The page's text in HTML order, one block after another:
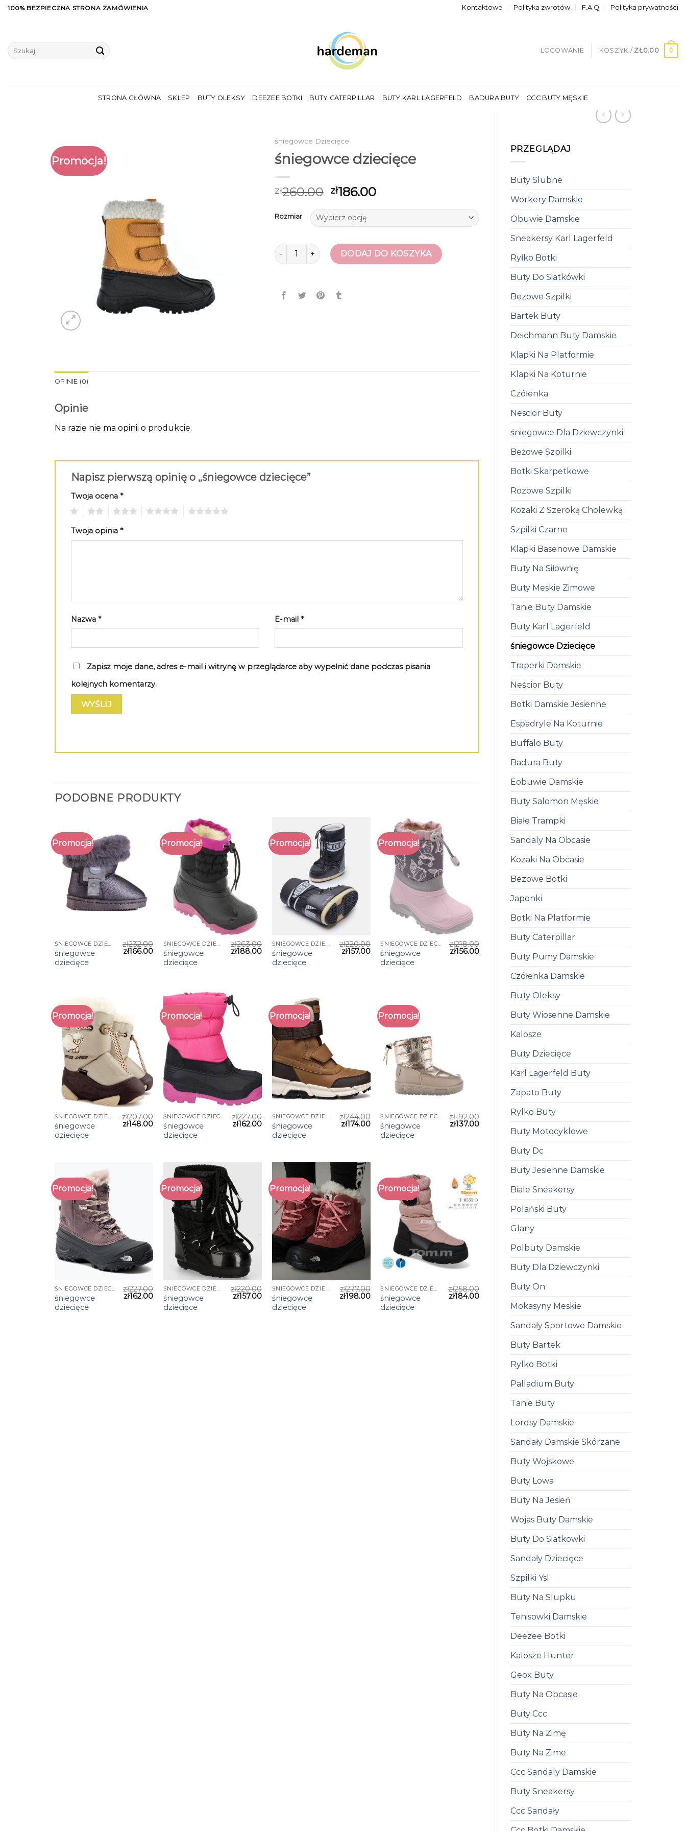
Skip100% BEZPIECZNA STRONA ZAMÓWIENIA Kontaktowe Polityka zwrotów F.A.Q Polityka prywatności
Szukaj:
LOGOWANIE KOSZYK / ZŁ0.00 0
STRONA GŁÓWNA SKLEP BUTY OLEKSY DEEZEE BOTKI BUTY CATERPILLAR BUTY KARL LAGERFELD BADURA BUTY CCC BUTY MĘSKIE
PRZEGLĄDAJ
Buty Slubne
Workery Damskie
Obuwie Damskie
Sneakersy Karl Lagerfeld
Ryłko Botki
Buty Do Siatkówki
Bezowe Szpilki
Bartek Buty
Deichmann Buty Damskie
Klapki Na Platformie
Klapki Na Koturnie
Czółenka
Nescior Buty
śniegowce Dla Dziewczynki
Beżowe Szpilki
Botki Skarpetkowe
Rozowe Szpilki
Kozaki Z Szeroką Cholewką
Szpilki Czarne
Klapki Basenowe Damskie
Buty Na Siłownię
Buty Meskie Zimowe
Tanie Buty Damskie
Buty Karl Lagerfeld
śniegowce Dziecięce
Traperki Damskie
Neścior Buty
Botki Damskie Jesienne
Espadryle Na Koturnie
Buffalo Buty
Badura Buty
Eobuwie Damskie
Buty Salomon Męskie
Białe Trampki
Sandaly Na Obcasie
Kozaki Na Obcasie
Bezowe Botki
Japonki
Botki Na Platformie
Buty Caterpillar
Buty Pumy Damskie
Czółenka Damskie
Buty Oleksy
Buty Wiosenne Damskie
Kalosze
Buty Dziecięce
Karl Lagerfeld Buty
Zapato Buty
Rylko Buty
Buty Motocyklowe
Buty Dc
Buty Jesienne Damskie
Biale Sneakersy
Polański Buty
Glany
Polbuty Damskie
Buty Dla Dziewczynki
Buty On
Mokasyny Meskie
Sandały Sportowe Damskie
Buty Bartek
Rylko Botki
Palladium Buty
Tanie Buty
Lordsy Damskie
Sandały Damskie Skórzane
Buty Wojskowe
Buty Lowa
Buty Na Jesień
Wojas Buty Damskie
Buty Do Siatkowki
Sandały Dziecięce
Szpilki Ysl
Buty Na Slupku
Tenisowki Damskie
Deezee Botki
Kalosze Hunter
Geox Buty
Buty Na Obcasie
Buty Ccc
Buty Na Zimę
Buty Na Zime
Ccc Sandaly Damskie
Buty Sneakersy
Ccc Sandały
Promocja!
śniegowce Dziecięce
śniegowce dziecięce
zł260.00 zł186.00
Rozmiar
ilość śniegowce dziecięceDODAJ DO KOSZYKA
OPINIE (0)
Opinie
Na razie nie ma opinii o produkcie.
Napisz pierwszą opinię o „śniegowce dziecięce”
Twoja ocena *
Twoja opinia *
Nazwa * E-mail *
Zapisz moje dane, adres e-mail i witrynę w przeglądarce aby wypełnić dane podczas pisania
kolejnych komentarzy.
PODOBNE PRODUKTY
Promocja!
ŚNIEGOWCE DZIECIĘCE
śniegowce
dziecięce
zł232.00
zł166.00
Promocja!
ŚNIEGOWCE DZIECIĘCE
śniegowce
dziecięce
zł263.00
zł188.00
Promocja!
ŚNIEGOWCE DZIECIĘCE
śniegowce
dziecięce
zł220.00
zł157.00
Promocja!
ŚNIEGOWCE DZIECIĘCE
śniegowce
dziecięce
zł218.00
zł156.00
Promocja!
ŚNIEGOWCE DZIECIĘCE
śniegowce
dziecięce
zł207.00
zł148.00
Promocja!
ŚNIEGOWCE DZIECIĘCE
śniegowce
dziecięce
zł227.00
zł162.00
Promocja!
ŚNIEGOWCE DZIECIĘCE
śniegowce
dziecięce
zł244.00
zł174.00
Promocja!
ŚNIEGOWCE DZIECIĘCE
śniegowce
dziecięce
zł192.00
zł137.00
Promocja!
ŚNIEGOWCE DZIECIĘCE
śniegowce
dziecięce
zł227.00
zł162.00
Promocja!
ŚNIEGOWCE DZIECIĘCE
śniegowce
dziecięce
zł220.00
zł157.00
Promocja!
ŚNIEGOWCE DZIECIĘCE
śniegowce
dziecięce
zł277.00
zł198.00
Promocja!
ŚNIEGOWCE DZIECIĘCE
śniegowce
dziecięce
zł258.00
zł184.00